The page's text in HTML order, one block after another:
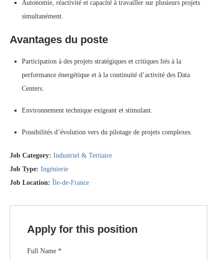
Autonomie, réactivité et capacité à travailler sur plusieurs projets
simultanément.
Avantages du poste
Participation à des projets stratégiques et critiques liés à la
performance énergétique et à la continuité d’activité des Data
Centers.
Environnement technique exigeant et stimulant.
Possibilités d’évolution vers du pilotage de projets complexes.
Job Category: Industriel & Tertiaire
Job Type: Ingénierie
Job Location: Île-de-France
Apply for this position
Full Name *